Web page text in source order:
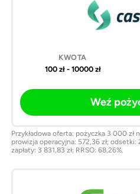
100 zł - 10000 zł
Weź
Przykładowa oferta: pożyczka 3 000 zł
prowizja operacyjna: 572,36 zł; odsetki:
zapłaty: 3 831,83 zł; RRSO: 68,26%.